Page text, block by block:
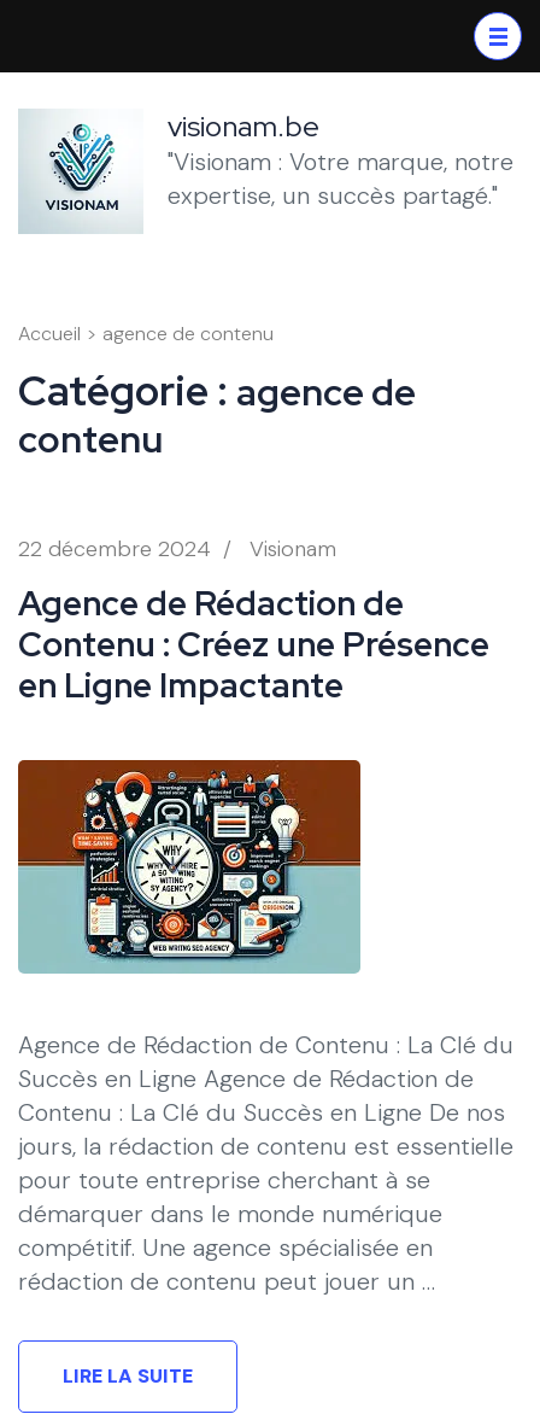
contenu
(Pressez
Entrée)
visionam.be
"Visionam : Votre marque, notre
expertise, un succès partagé."
Accueil > agence de contenu
Catégorie : agence de
contenu
22 décembre 2024 / Visionam
Agence de Rédaction de
Contenu : Créez une Présence
en Ligne Impactante
Agence de Rédaction de Contenu : La Clé du
Succès en Ligne Agence de Rédaction de
Contenu : La Clé du Succès en Ligne De nos
jours, la rédaction de contenu est essentielle
pour toute entreprise cherchant à se
démarquer dans le monde numérique
compétitif. Une agence spécialisée en
rédaction de contenu peut jouer un …
LIRE LA SUITE